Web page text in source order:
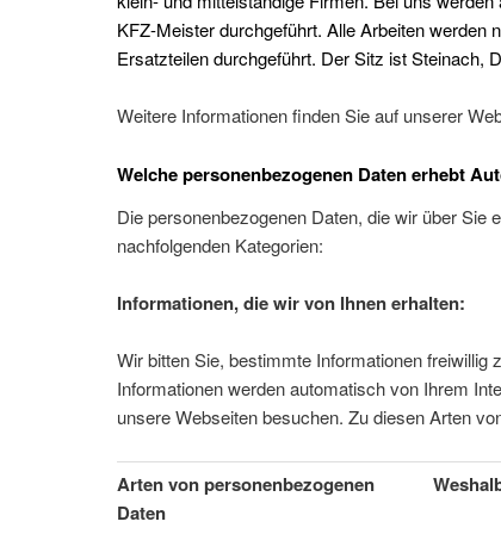
KFZ-Meister durchgeführt. Alle Arbeiten werden
Ersatzteilen durchgeführt. Der Sitz ist Steinach,
Weitere Informationen finden Sieauf unserer
Welche personenbezogenen Daten erhebt
Die personenbezogenen Daten, die wir über Sie
nachfolgenden Kategorien:
Informationen, die wir von Ihnen erhalten:
Wir bitten Sie, bestimmte Informationen freiwillig
Informationen werden automatisch von Ihrem
unsere Webseiten besuchen. Zu diesen Arten
Arten von personenbezogenen
Daten